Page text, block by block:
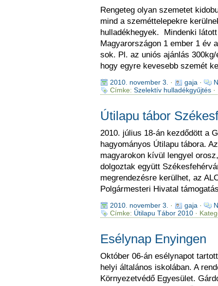
Rengeteg olyan szemetet
mind a szeméttelepekre
hulladékhegyek. Mindenki
Magyarországon 1 ember 1 év
sok. Pl. az uniós ajánlás
hogy egyre kevesebb szemét
2010. november 3. · gaja ·
Címke: Szelektív hulladékgyűjtés·
Útilapu tábor
2010. július 18-án kezdődött a
hagyományos Útilapu tábora.
magyarokon kívül lengyel
dolgoztak együtt
megrendezésre kerülhet, az
Polgármesteri Hivatal
2010. november 3. · gaja ·
Címke: Útilapu Tábor 2010·
Esélynap Enyingen
Október 06-án esélynapot
helyi általános iskolában. A
Környezetvédő Egyesület.